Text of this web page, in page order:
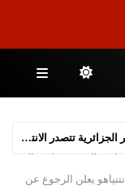
ستارمر يعلن استقالته من رئاسة الحكومة البريطانية
نتنياهو يعلن الرجوع عن